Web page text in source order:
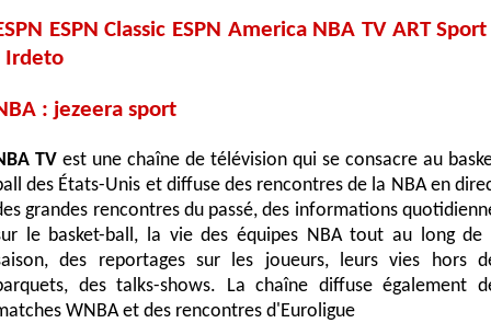
ESPN Classic ESPN America NBA TV ART
Irdeto
: jezeera sport
TV est une chaîne de télévision qui se consacre au
des États-Unis et diffuse des rencontres de la NBA en
grandes rencontres du passé, des informations
le basket-ball, la vie des équipes NBA tout au long de
des reportages sur les joueurs, leurs vies hors
des talks-shows. La chaîne diffuse également
WNBA et des rencontres d'Euroligue